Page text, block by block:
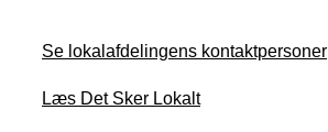
Se lokalafdelingens kontaktpersoner
Læs Det Sker Lokalt